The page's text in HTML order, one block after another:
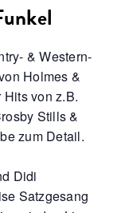
& Western-
Holmes &
von z.B.
Stills &
zum Detail.
Didi
Satzgesang